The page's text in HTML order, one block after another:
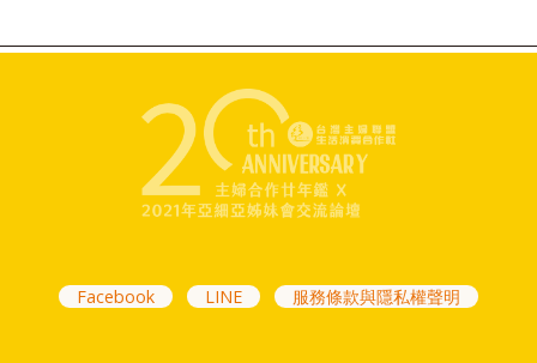
Facebook LINE 服務條款與隱私權聲明